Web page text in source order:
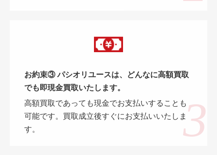
お約束③ パシオリユースは、どんなに高額買取
でも即現金買取いたします。
高額買取であっても現金でお支払いすることも
可能です。買取成立後すぐにお支払いいたしま
す。